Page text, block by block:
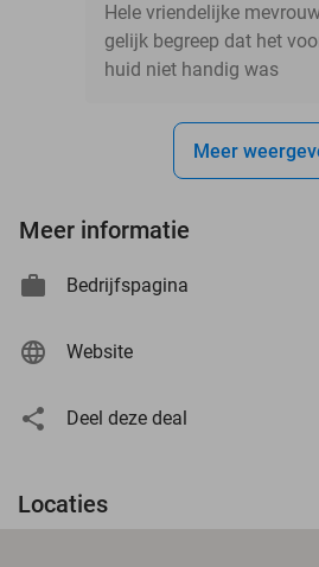
Hele vriendelijke
gelijk begreep dat het
huid niet handig was
Meer
Meer informatie
Bedrijfspagina
Website
Deel deze deal
Locaties